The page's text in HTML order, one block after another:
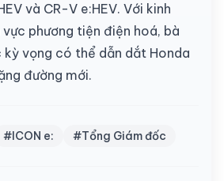
và CR-V e:HEV. Với kinh
phương tiện điện hoá, bà
kỳ vọng có thể dẫn dắt Honda
đường mới.
#ICON e: #Tổng Giám đốc